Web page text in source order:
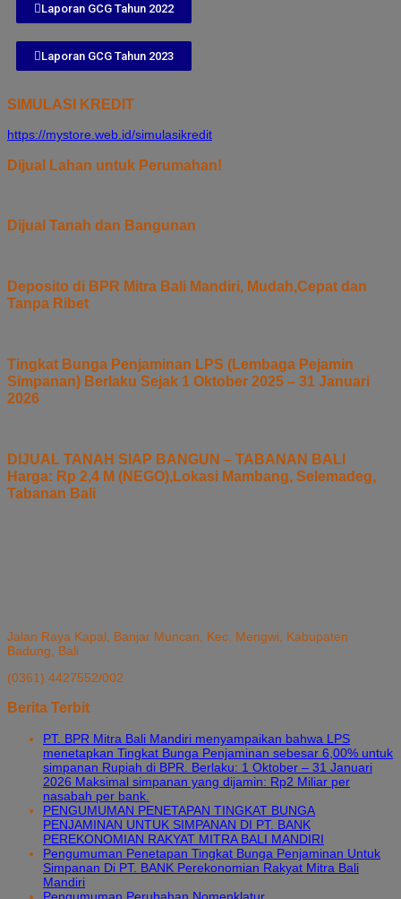
Laporan GCG Tahun 2022
Laporan GCG Tahun 2023
SIMULASI KREDIT
https://mystore.web.id/simulasikredit
Dijual Lahan untuk Perumahan!
Dijual Tanah dan Bangunan
Deposito di BPR Mitra Bali Mandiri, Mudah,Cepat dan
Tanpa Ribet
Tingkat Bunga Penjaminan LPS (Lembaga Pejamin
Simpanan) Berlaku Sejak 1 Oktober 2025 – 31 Januari
2026
DIJUAL TANAH SIAP BANGUN – TABANAN BALI
Harga: Rp 2,4 M (NEGO),Lokasi Mambang, Selemadeg,
Tabanan Bali
Jalan Raya Kapal, Banjar Muncan, Kec. Mengwi, Kabupaten
Badung, Bali
(0361) 4427552/002
Berita Terbit
PT. BPR Mitra Bali Mandiri menyampaikan bahwa LPS
menetapkan Tingkat Bunga Penjaminan sebesar 6,00% untuk
simpanan Rupiah di BPR. Berlaku: 1 Oktober – 31 Januari
2026 Maksimal simpanan yang dijamin: Rp2 Miliar per
nasabah per bank.
PENGUMUMAN PENETAPAN TINGKAT BUNGA
PENJAMINAN UNTUK SIMPANAN DI PT. BANK
PEREKONOMIAN RAKYAT MITRA BALI MANDIRI
Pengumuman Penetapan Tingkat Bunga Penjaminan Untuk
Simpanan Di PT. BANK Perekonomian Rakyat Mitra Bali
Mandiri
Pengumuman Perubahan Nomenklatur